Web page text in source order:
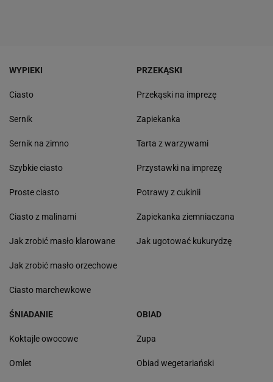
WYPIEKI
Ciasto
Sernik
Sernik na zimno
Szybkie ciasto
Proste ciasto
Ciasto z malinami
Jak zrobić masło klarowane
Jak zrobić masło orzechowe
Ciasto marchewkowe
PRZEKĄSKI
Przekąski na imprezę
Zapiekanka
Tarta z warzywami
Przystawki na imprezę
Potrawy z cukinii
Zapiekanka ziemniaczana
Jak ugotować kukurydzę
ŚNIADANIE
Koktajle owocowe
Omlet
OBIAD
Zupa
Obiad wegetariański